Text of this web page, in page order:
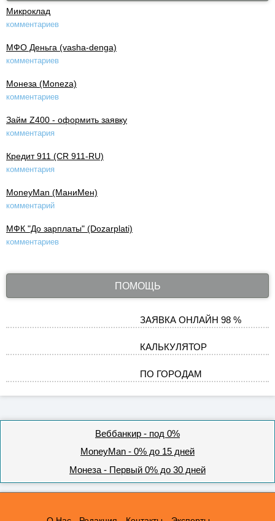
Микроклад
комментариев
МФО Деньга (vasha-denga)
комментариев
Монеза (Moneza)
комментариев
Займ Z400 - оформить заявку
комментария
Кредит 911 (CR 911-RU)
комментария
MoneyMan (МаниМен)
комментарий
МФК "До зарплаты" (Dozarplati)
комментариев
ПОМОЩЬ
ЗАЯВКА ОНЛАЙН 98 %
КАЛЬКУЛЯТОР
ПО ГОРОДАМ
Веббанкир - под 0%
MoneyMan - 0% до 15 дней
Монеза - Первый 0% до 30 дней